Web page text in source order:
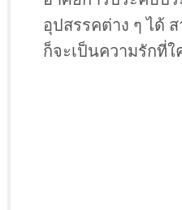
อุปสรรคต่าง ๆ ได้
ก็จะเป็นความรักที่ใ